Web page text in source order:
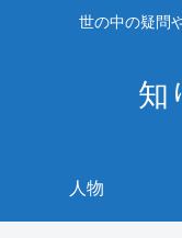
世の中の疑問
知
人物